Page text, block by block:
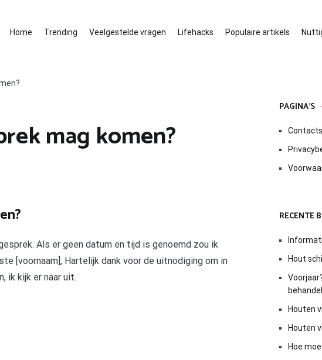
Home Trending Veelgestelde vragen Lifehacks Populaire artikels
mag komen?
Als er geen datum en tijd is genoemd zou ik
[voornaam], Hartelijk dank voor de uitnodiging om in
ik kijk er naar uit.
PAGINA’S
Contacts
RECENTE
Hout
Houten
Houten
Hoe